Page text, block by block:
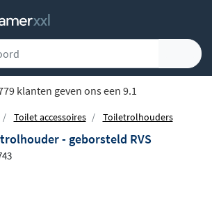
klanten geven ons een 9.1
Toilet accessoires Toiletrolhouders
- geborsteld RVS